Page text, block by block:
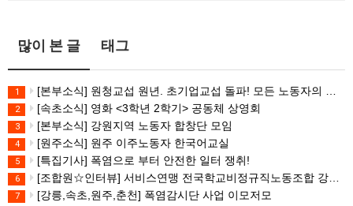
많이 본 글 태그
1 [본부소식] 원청교섭 원년. 초기업교섭 돌파! 모든 노동자의 노동기본권 쟁취! 민주노총 7.15 총파업대회
2 [속초소식] 영화 <3학년 2학기> 공동체 상영회
3 [본부소식] 강원지역 노동자 합창단 모임
4 [원주소식] 원주 이주노동자 한국어교실
5 [특집기사] 폭염으로 부터 안전한 일터 쟁취!
6 [조합원☆인터뷰] 서비스연맹 전국학교비정규직노동조합 강원지부 김유미 춘천지회장
7 [강릉,속초,원주,춘천] 폭염감시단 사업 이모저모